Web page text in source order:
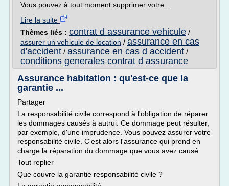
Vous pouvez à tout moment supprimer votre...
Lire la suite
Thèmes liés : contrat d assurance vehicule /
assurer un vehicule de location / assurance en cas
d'accident / assurance en cas d accident /
conditions generales contrat d assurance
Assurance habitation : qu'est-ce que la
garantie ...
Partager
La responsabilité civile correspond à l'obligation de réparer
les dommages causés à autrui. Ce dommage peut résulter,
par exemple, d'une imprudence. Vous pouvez assurer votre
responsabilité civile. C'est alors l'assurance qui prend en
charge la réparation du dommage que vous avez causé.
Tout replier
Que couvre la garantie responsabilité civile ?